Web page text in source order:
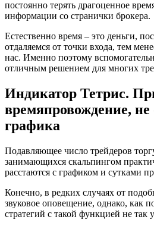
постоянно терять драгоценное
информации со странички брокера.
Естественно время – это деньги,
отдаляемся от точки входа, тем
нас. Именно поэтому
отличным решением для многих
Индикатор Тетрис.
времяпровождение,
графика
Подавляющее число трейдеров
занимающихся скальпингом
расстаются с графиком и сутками
Конечно, в редких случаях от
звуковое оповещение, однако, как
стратегий с такой функцией не так